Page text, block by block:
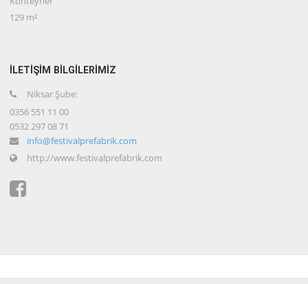
129 m²
İLETİŞİM BİLGİLERİMİZ
Niksar Şube:
0356 551 11 00
0532 297 08 71
info@festivalprefabrik.com
http://www.festivalprefabrik.com